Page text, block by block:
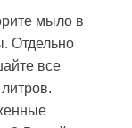
мыло в
Отдельно
все